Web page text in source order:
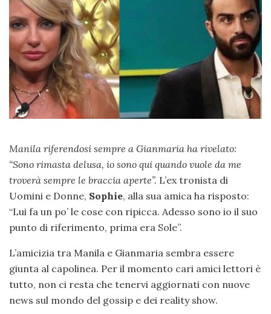
Manila riferendosi sempre a Gianmaria ha rivelato:
“Sono rimasta delusa, io sono qui quando vuole da me
troverà sempre le braccia aperte”. L’ex tronista di
Uomini e Donne, Sophie, alla sua amica ha risposto:
“Lui fa un po’ le cose con ripicca. Adesso sono io il suo
punto di riferimento, prima era Sole”.
L’amicizia tra Manila e Gianmaria sembra essere
giunta al capolinea. Per il momento cari amici lettori è
tutto, non ci resta che tenervi aggiornati con nuove
news sul mondo del gossip e dei reality show.